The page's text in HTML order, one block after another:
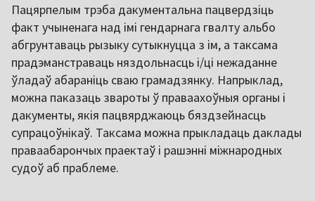
Пацярпелым трэба дакументальна пацвердзіць
факт учыненага над імі гендарнага гвалту альбо
абгрунтаваць рызыку сутыкнуцца з ім, а таксама
прадэманстраваць няздольнасць і/ці нежаданне
ўладаў абараніць сваю грамадзянку. Напрыклад,
можна паказаць звароты ў праваахоўныя органы і
дакументы, якія пацвярджаюць бяздзейнасць
супрацоўнікаў. Таксама можна прыкладаць даклады
праваабарончых праектаў і рашэнні міжнародных
судоў аб праблеме.